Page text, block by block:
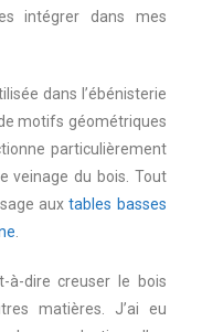
intégrer dans mes
dans l’ébénisterie
motifs géométriques
particulièrement
veinage du bois. Tout
auxtables basses
à-dire creuser le bois
matières. J’ai eu